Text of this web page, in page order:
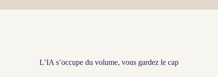
L’IA s’occupe du volume, vous gardez le cap